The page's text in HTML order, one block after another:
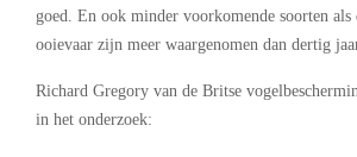
goed. En ook minder voorkomende soorten als
ooievaar zijn meer waargenomen dan dertig
Richard Gregory van de Britse
in het onderzoek: